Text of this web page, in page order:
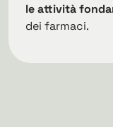
le attività
dei farmaci.